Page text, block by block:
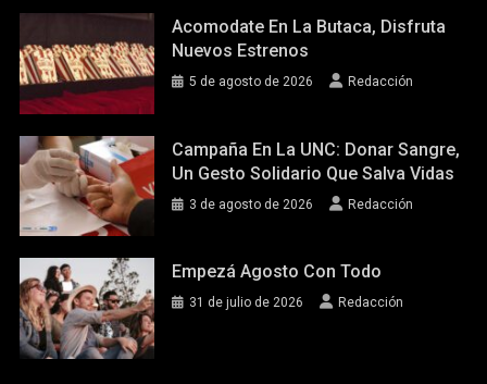
Acomodate En La Butaca, Disfruta
Nuevos Estrenos
5 de agosto de 2026 Redacción
Campaña En La UNC: Donar Sangre,
Un Gesto Solidario Que Salva Vidas
3 de agosto de 2026 Redacción
Empezá Agosto Con Todo
31 de julio de 2026 Redacción